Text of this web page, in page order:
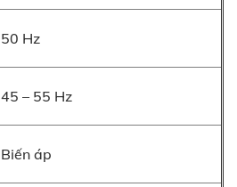
50 Hz
45 – 55 Hz
Biến áp